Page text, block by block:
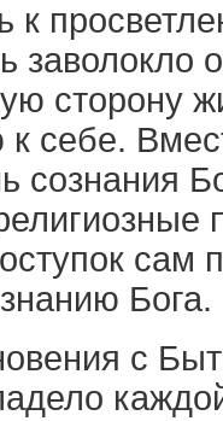
к
сторону
себе.
сознания
сам
Бога.
с